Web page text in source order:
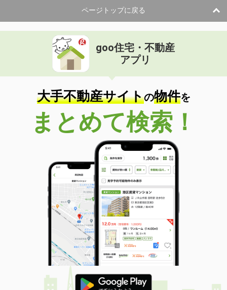
ページトップに戻る
goo住宅・不動産
アプリ
大手不動産サイトの物件を
まとめて検索！